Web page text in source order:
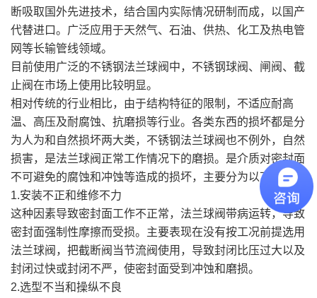
断吸取国外先进技术，结合国内实际情况研制而成，以国产
代替进口。广泛应用于天然气、石油、供热、化工及热电管
网等长输管线领域。
目前使用广泛的不锈钢法兰球阀中，不锈钢球阀、闸阀、截
止阀在市场上使用比较明显。
相对传统的行业相比，由于结构特征的限制，不适应耐高
温、高压及耐腐蚀、抗磨损等行业。各类东西的损坏都是分
为人为和自然损坏两大类，不锈钢法兰球阀也不例外，自然
损害，是法兰球阀正常工作情况下的磨损。是介质对密封面
不可避免的腐蚀和冲蚀等造成的损坏，主要分为以下几点：
1.安装不正和维修不力
这种因素导致密封面工作不正常，法兰球阀带病运转，导致
密封面强制性摩擦而受损。主要表现在没有按工况前提选用
法兰球阀，把截断阀当节流阀使用，导致封闭比压过大以及
封闭过快或封闭不严，使密封面受到冲蚀和磨损。
2.选型不当和操纵不良